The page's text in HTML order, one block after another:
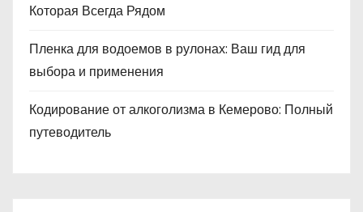
Которая Всегда Рядом
Пленка для водоемов в рулонах: Ваш гид для
выбора и применения
Кодирование от алкоголизма в Кемерово: Полный
путеводитель